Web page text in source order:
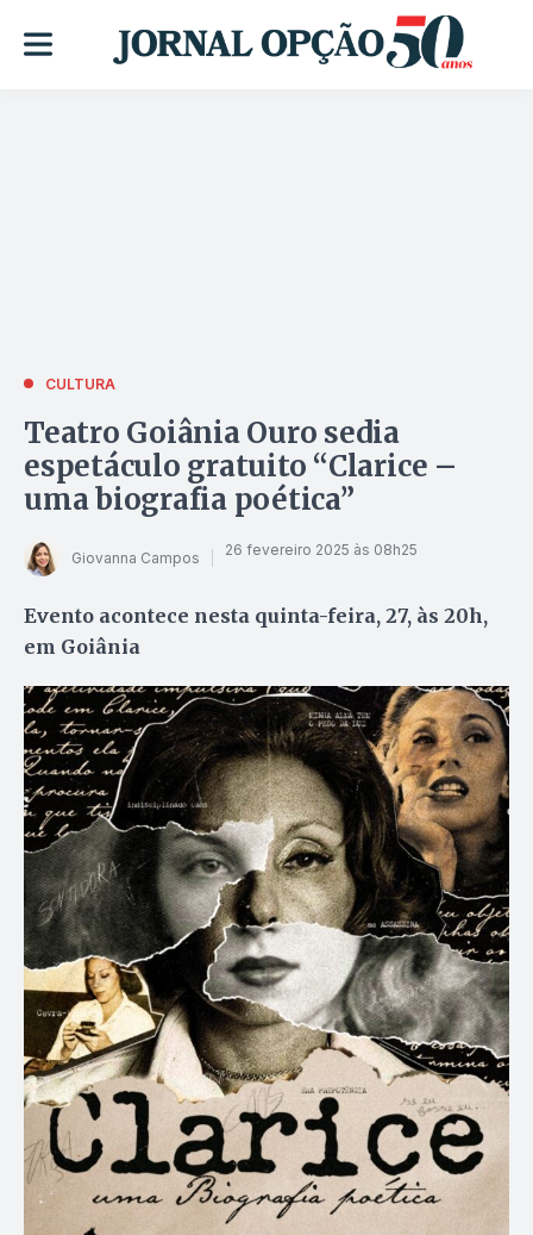
CULTURA
Teatro Goiânia Ouro sedia
espetáculo gratuito “Clarice –
uma biografia poética”
Giovanna Campos 26 fevereiro 2025 às 08h25
Evento acontece nesta quinta-feira, 27, às 20h,
em Goiânia